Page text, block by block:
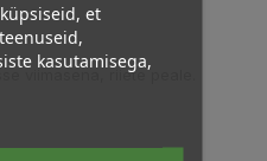
viimasena, riiete peale.
et
kasutamisega,